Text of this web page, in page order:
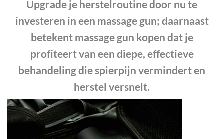
Upgrade je herstelroutine door nu te
investeren in een massage gun; daarnaast
betekent massage gun kopen dat je
profiteert van een diepe, effectieve
behandeling die spierpijn vermindert en
herstel versnelt.